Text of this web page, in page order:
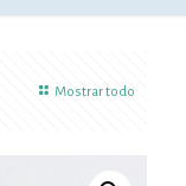
Mostrar todo